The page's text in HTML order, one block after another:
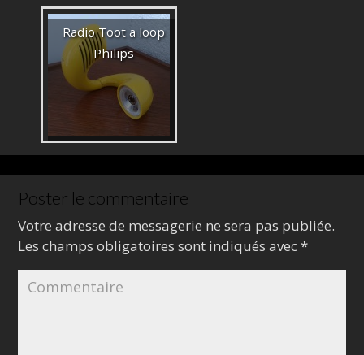
Radio Toot a loop
Philips
Poster le commentaire
Votre adresse de messagerie ne sera pas publiée.
Les champs obligatoires sont indiqués avec*